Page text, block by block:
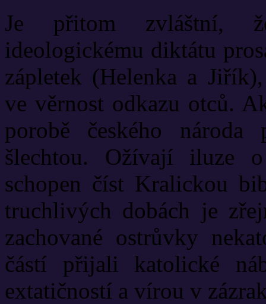
Je přitom zvláštní,
ideologickému diktátu
zápletek (Helenka a
ve věrnost odkazu otců.
porobě českého
šlechtou. Ožívají iluze
schopen číst Kralickou
truchlivých dobách je
zachované ostrůvky
částí přijali katolické
extatičností a vírou v